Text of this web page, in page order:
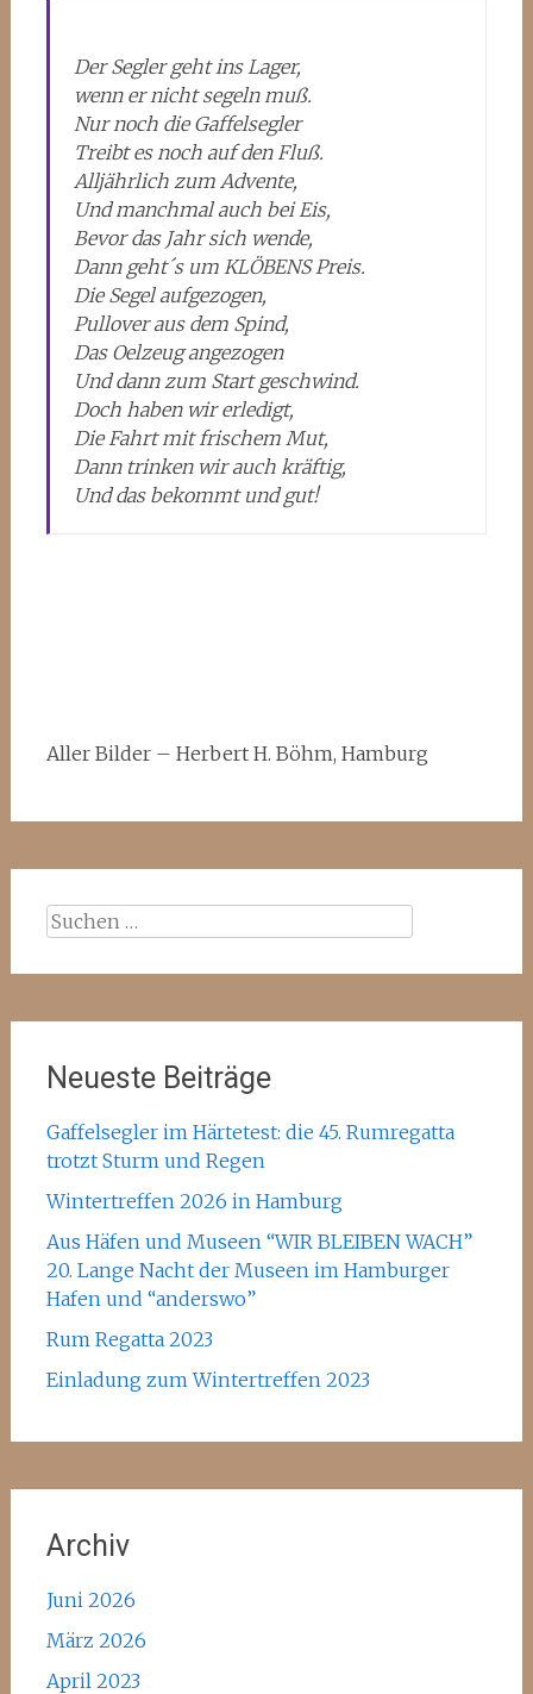
Der Segler geht ins Lager,
wenn er nicht segeln muß.
Nur noch die Gaffelsegler
Treibt es noch auf den Fluß.
Alljährlich zum Advente,
Und manchmal auch bei Eis,
Bevor das Jahr sich wende,
Dann geht´s um KLÖBENS Preis.
Die Segel aufgezogen,
Pullover aus dem Spind,
Das Oelzeug angezogen
Und dann zum Start geschwind.
Doch haben wir erledigt,
Die Fahrt mit frischem Mut,
Dann trinken wir auch kräftig,
Und das bekommt und gut!
Aller Bilder – Herbert H. Böhm, Hamburg
Suchen
Neueste Beiträge
Gaffelsegler im Härtetest: die 45. Rumregatta
trotzt Sturm und Regen
Wintertreffen 2026 in Hamburg
Aus Häfen und Museen “WIR BLEIBEN WACH”
20. Lange Nacht der Museen im Hamburger
Hafen und “anderswo”
Rum Regatta 2023
Einladung zum Wintertreffen 2023
Archiv
Juni 2026
März 2026
April 2023